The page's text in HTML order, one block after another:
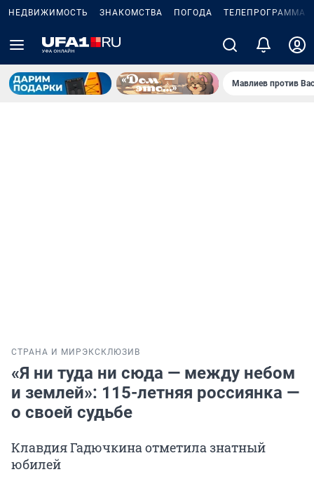
НЕДВИЖИМОСТЬ ЗНАКОМСТВА ПОГОДА ТЕЛЕПРОГРАММА
Мавлиев против
СТРАНА И МИР ЭКСКЛЮЗИВ
«Я ни туда ни сюда — между небом
и землей»: 115-летняя россиянка —
о своей судьбе
Клавдия Гадючкина отметила знатный
юбилей